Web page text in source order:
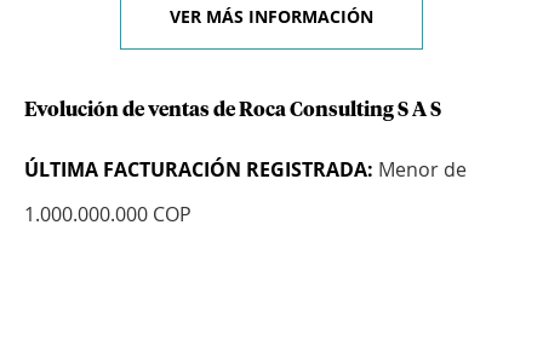
VER MÁS INFORMACIÓN
Evolución de ventas de Roca Consulting S A S
ÚLTIMA FACTURACIÓN REGISTRADA: Menor de
1.000.000.000 COP